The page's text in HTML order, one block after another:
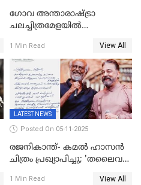
ഗോവ അന്താരാഷ്ട്രാ
ചലച്ചിത്രമേളയില്‍
മലയാളത്തില്‍നിന്ന്
ഏകചിത്രമായി 'എആര്‍എം';
1 Min Read View All
LATEST NEWS
Posted On 05-11-2025
രജനികാന്ത്- കമൽ ഹാസൻ
ചിത്രം പ്രഖ്യാപിച്ചു; 'തലൈവർ
1 Min Read View All